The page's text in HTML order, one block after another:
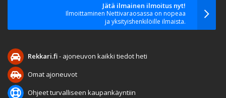
Jätä ilmainen ilmoitus nyt!
Ilmoittaminen Nettivaraosassa on nopeaa
ja yksityishenkilöille ilmaista.
Rekkari.fi- ajoneuvon kaikki tiedot heti
Omat ajoneuvot
Ohjeet turvalliseen kaupankäyntiin